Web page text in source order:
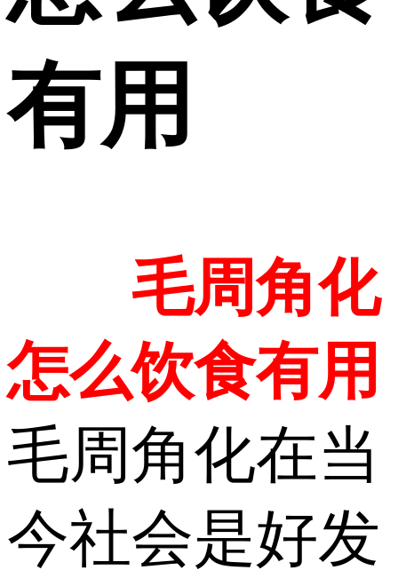
有用
毛周角化
怎么饮食有用
毛周角化在当
今社会是好发